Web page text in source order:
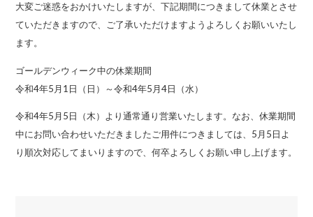
大変ご迷惑をおかけいたしますが、下記期間につきまして休業とさせ
ていただきますので、ご了承いただけますようよろしくお願いいたし
ます。
ゴールデンウィーク中の休業期間
令和4年5月1日（日）～令和4年5月4日（水）
令和4年5月5日（木）より通常通り営業いたします。なお、休業期間
中にお問い合わせいただきましたご用件につきましては、5月5日よ
り順次対応してまいりますので、何卒よろしくお願い申し上げます。